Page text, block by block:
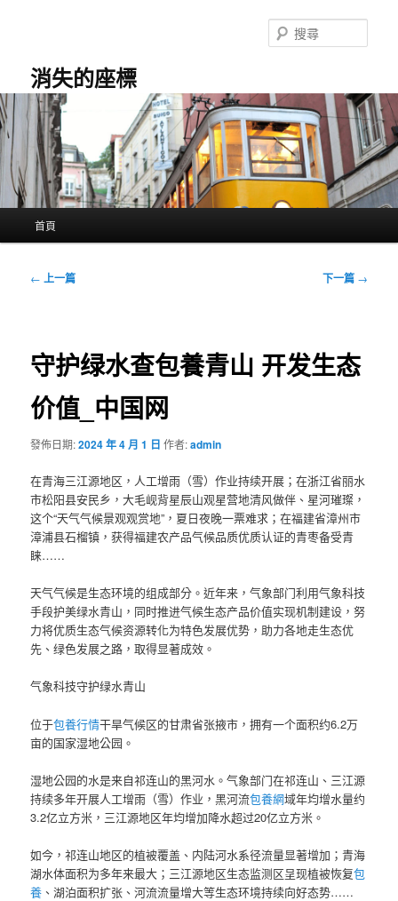
容
消失的座標
尋
首頁
文
← 上一篇 下一篇 →
守护绿水查包養青山 开发生态
价值_中国网
發佈日期:2024 年 4 月 1 日 作者:admin
在青海三江源地区，人工增雨（雪）作业持续开展；在浙江省丽水
市松阳县安民乡，大毛岘背星辰山观星营地清风做伴、星河璀璨，
这个“天气气候景观观赏地”，夏日夜晚一票难求；在福建省漳州市
漳浦县石榴镇，获得福建农产品气候品质优质认证的青枣备受青
睐……
天气气候是生态环境的组成部分。近年来，气象部门利用气象科技
手段护美绿水青山，同时推进气候生态产品价值实现机制建设，努
力将优质生态气候资源转化为特色发展优势，助力各地走生态优
先、绿色发展之路，取得显著成效。
气象科技守护绿水青山
位于包養行情干旱气候区的甘肃省张掖市，拥有一个面积约6.2万
亩的国家湿地公园。
湿地公园的水是来自祁连山的黑河水。气象部门在祁连山、三江源
持续多年开展人工增雨（雪）作业，黑河流包養網域年均增水量约
3.2亿立方米，三江源地区年均增加降水超过20亿立方米。
如今，祁连山地区的植被覆盖、内陆河水系径流量显著增加；青海
湖水体面积为多年来最大；三江源地区生态监测区呈现植被恢复包
養 、湖泊面积扩张、河流流量增大等生态环境持续向好态势……